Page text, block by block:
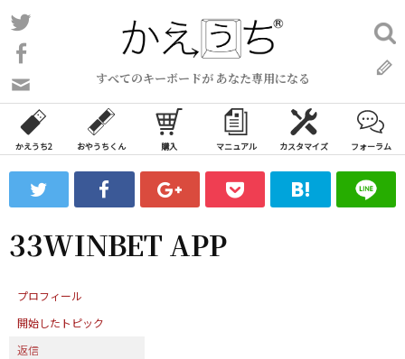
コ
ン
ン
ツ
ス
ッ
プ
すべてのキーボードが あなた専用になる
い
合
わ
フ
ォ
ム
検
索:
かえうち2 おやうちくん 購入 マニュアル カスタマイズ フォーラム
33WINBET APP
プロフィール
開始したトピック
返信